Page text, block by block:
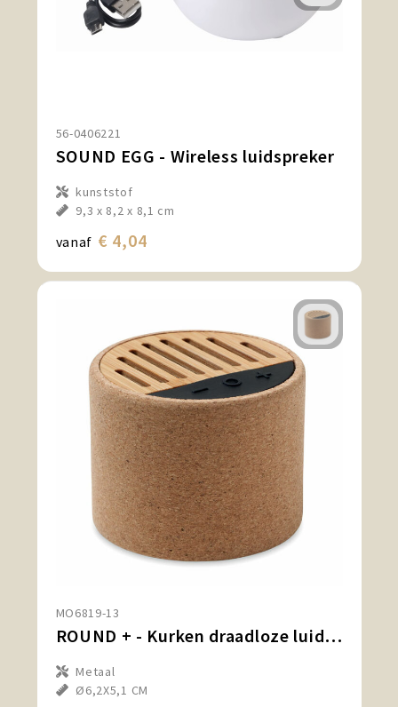
56-0406221
SOUND EGG - Wireless luidspreker
kunststof
9,3 x 8,2 x 8,1 cm
vanaf € 4,04
MO6819-13
ROUND + - Kurken draadloze luidspreker
Metaal
Ø6,2X5,1 CM